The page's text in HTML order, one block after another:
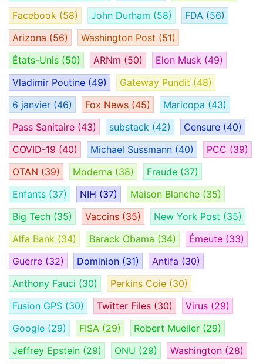
Facebook (58) John Durham (58) FDA (56)
Arizona (56) Washington Post (51)
États-Unis (50) ARNm (50) Elon Musk (49)
Vladimir Poutine (49) Gateway Pundit (48)
6 janvier (46) Fox News (45) Maricopa (43)
Pass Sanitaire (43) substack (42) Censure (40)
COVID-19 (40) Michael Sussmann (40) PCC (39)
OTAN (39) Moderna (38) Fraude (37)
Enfants (37) NIH (37) Maison Blanche (35)
Big Tech (35) Vaccins (35) New York Post (35)
Alfa Bank (34) Barack Obama (34) Émeute (33)
Guerre (32) Dominion (31) Antifa (30)
Anthony Fauci (30) Perkins Coie (30)
Fusion GPS (30) Twitter Files (30) Virus (29)
Google (29) FISA (29) Robert Mueller (29)
Jeffrey Epstein (29) ONU (29) Washington (28)